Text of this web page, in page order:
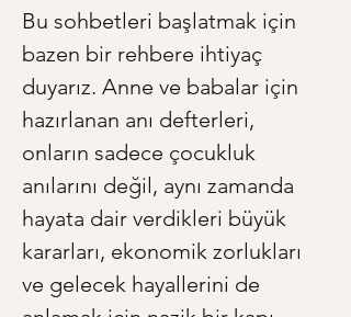
Bu sohbetleri başlatmak için
bazen bir rehbere ihtiyaç
duyarız. Anne ve babalar için
hazırlanan anı defterleri,
onların sadece çocukluk
anılarını değil, aynı zamanda
hayata dair verdikleri büyük
kararları, ekonomik zorlukları
ve gelecek hayallerini de